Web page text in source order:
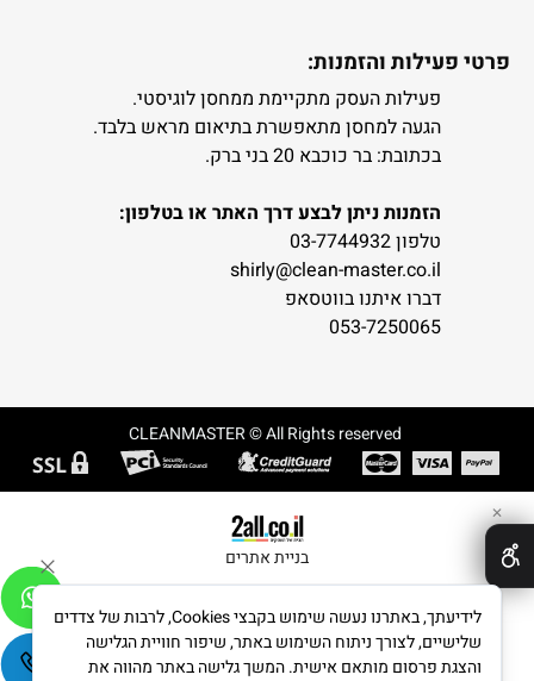
פרטי פעילות והזמנות:
פעילות העסק מתקיימת ממחסן לוגיסטי.
הגעה למחסן מתאפשרת בתיאום מראש בלבד.
בכתובת: בר כוכבא 20 בני ברק.
הזמנות ניתן לבצע דרך האתר או בטלפון:
טלפון 03-7744932
shirly@clean-master.co.il
דברו איתנו בווטסאפ
053-7250065
בניית אתרים
✕
לידיעתך, באתרנו נעשה שימוש בקבצי Cookies, לרבות של צדדים
שלישיים, לצורך ניתוח השימוש באתר, שיפור חוויית הגלישה
והצגת פרסום מותאם אישית. המשך גלישה באתר מהווה את